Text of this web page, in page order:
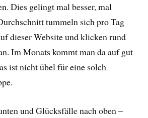
Dies gelingt mal besser, mal
tummeln sich pro Tag
dieser Website und klicken rund
Im Monats kommt man da auf gut
ist nicht übel für eine solch
und Glücksfälle nach oben –